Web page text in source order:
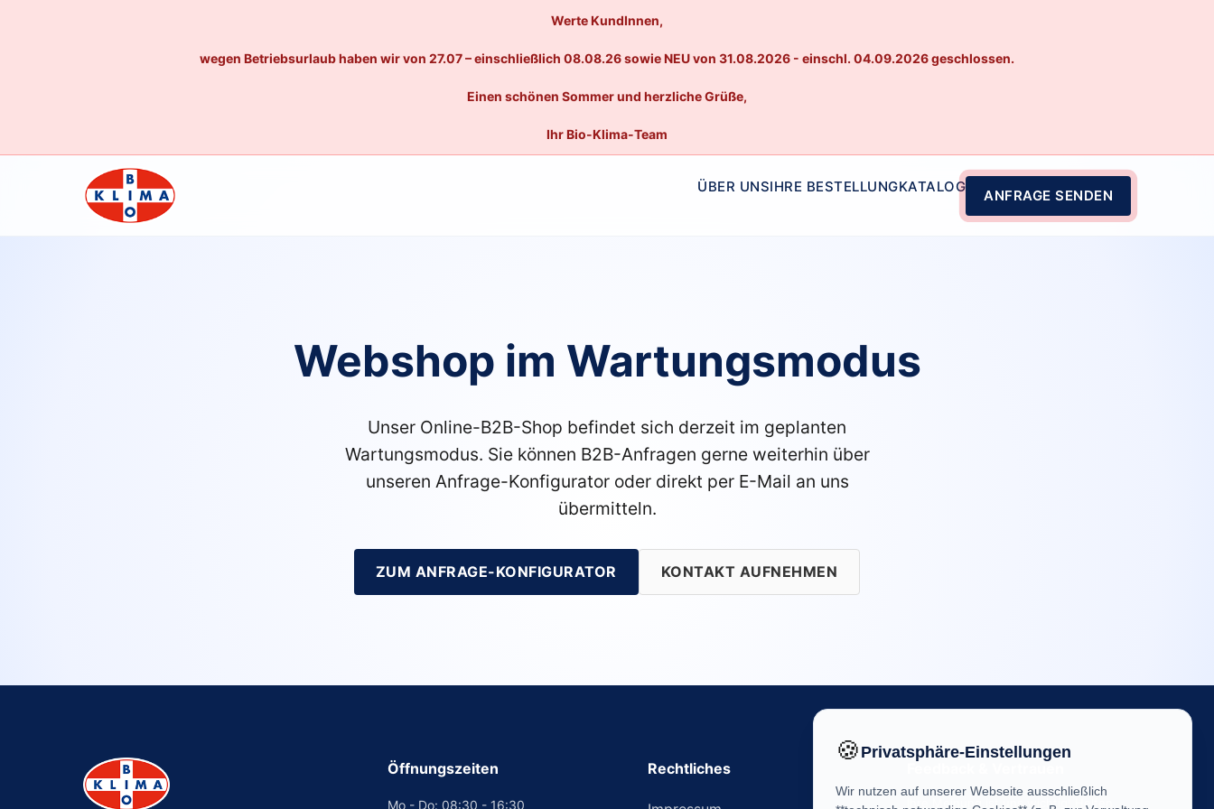
Werte KundInnen,
wegen Betriebsurlaub haben wir von 27.07 – einschließlich 08.08.26 sowie NEU von 31.08.2026 - einschl. 04.09.2026 geschlossen.
Einen schönen Sommer und herzliche Grüße,
Ihr Bio-Klima-Team
ÜBER UNSIHRE BESTELLUNGKATALOG
ANFRAGE SENDEN
Webshop im Wartungsmodus
Unser Online-B2B-Shop befindet sich derzeit im geplanten
Wartungsmodus. Sie können B2B-Anfragen gerne weiterhin über
unseren Anfrage-Konfigurator oder direkt per E-Mail an uns
übermitteln.
ZUM ANFRAGE-KONFIGURATOR KONTAKT AUFNEHMEN
Öffnungszeiten
Mo - Do: 08:30 - 16:30
Rechtliches
Ihre Meinung ist uns wichtig! Helfen
🍪Privatsphäre-Einstellungen
Wir nutzen auf unserer Webseite ausschließlich